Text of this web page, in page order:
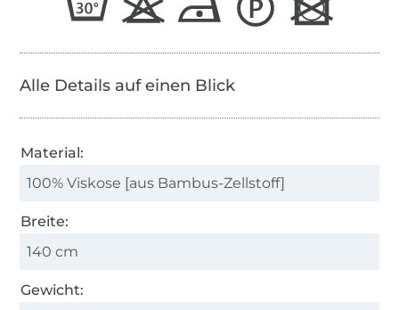
Alle Details auf einen Blick
Material:
100% Viskose [aus Bambus-Zellstoff]
Breite:
140 cm
Gewicht: